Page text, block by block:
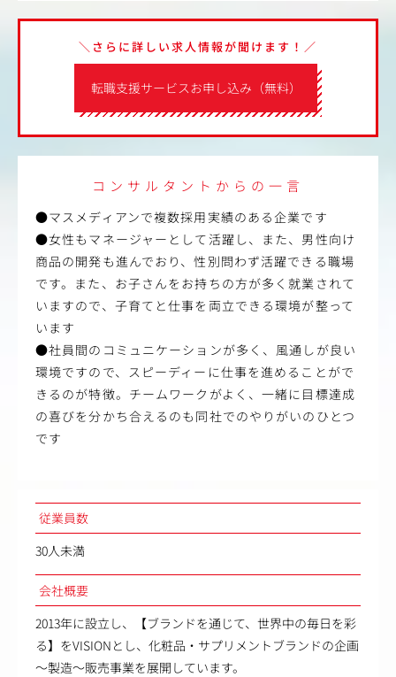
転職支援サービスお申し込み（無料）
＼さらに詳しい求人情報が聞けます！／
コンサルタントからの一言
●マスメディアンで複数採用実績のある企業です
●女性もマネージャーとして活躍し、また、男性向け
商品の開発も進んでおり、性別問わず活躍できる職場
です。また、お子さんをお持ちの方が多く就業されて
いますので、子育てと仕事を両立できる環境が整って
います
●社員間のコミュニケーションが多く、風通しが良い
環境ですので、スピーディーに仕事を進めることがで
きるのが特徴。チームワークがよく、一緒に目標達成
の喜びを分かち合えるのも同社でのやりがいのひとつ
です
従業員数
30人未満
会社概要
2013年に設立し、【ブランドを通じて、世界中の毎日を彩
る】をVISIONとし、化粧品・サプリメントブランドの企画
～製造～販売事業を展開しています。